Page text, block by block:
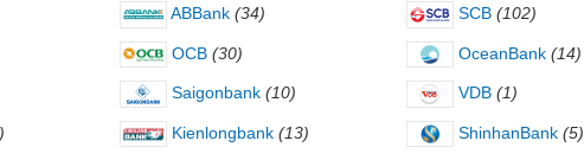
ABBank (34) SCB (102)
OCB (30) OceanBank (14)
Saigonbank (10) VDB (1)
Kienlongbank (13) ShinhanBank (5)